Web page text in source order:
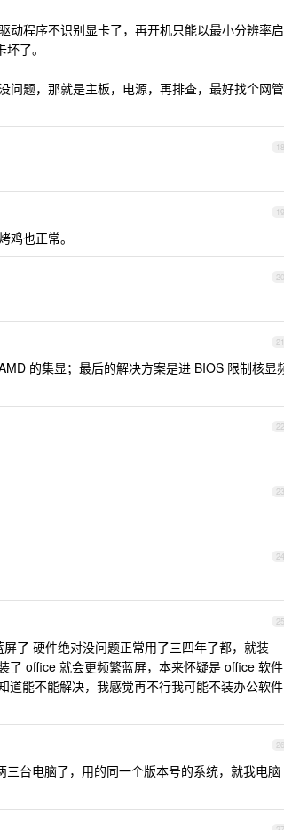
动程序不识别显卡了，再开机只能以最小分辨率启
了。
问题，那就是主板，电源，再排查，最好找个网管
18
19
也正常。
20
21
的集显；最后的解决方案是进 BIOS 限制核显
22
23
24
25
了 硬件绝对没问题正常用了三四年了都，就装
了 office 就会更频繁蓝屏，本来怀疑是 office 软件
能不能解决，我感觉再不行我可能不装办公软件
26
台电脑了，用的同一个版本号的系统，就我电脑